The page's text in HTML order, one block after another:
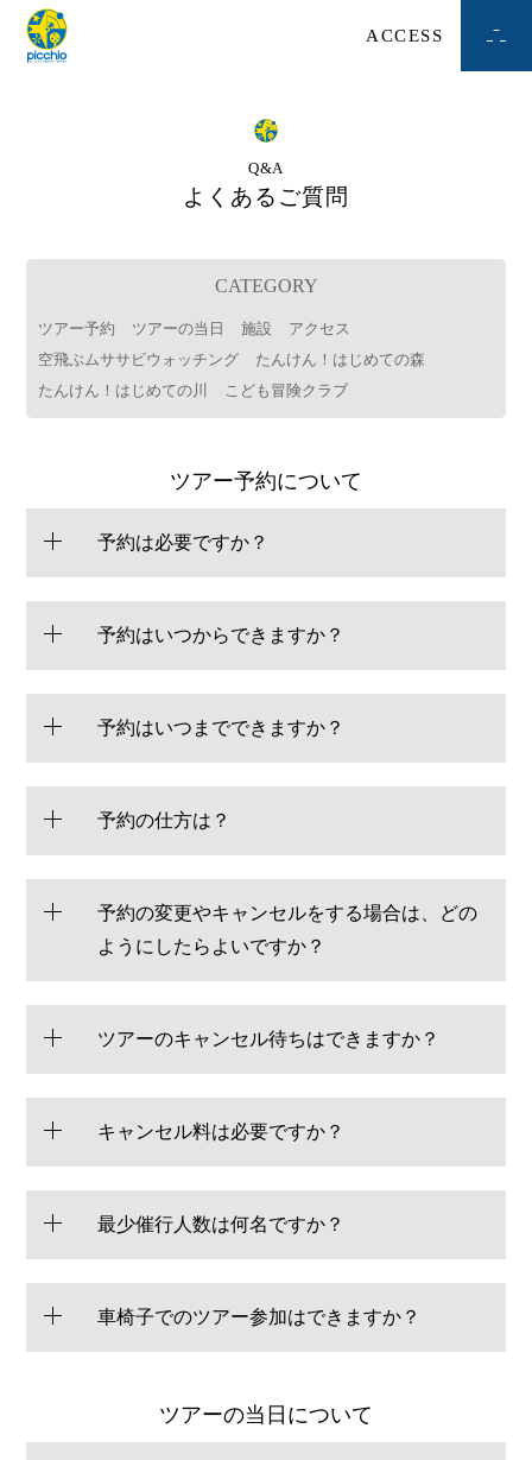
ACCESS
Q&A
よくあるご質問
CATEGORY
ツアー予約 ツアーの当日 施設
アクセス
空飛ぶムササビウォッチング
たんけん！はじめての森
たんけん！はじめての川
こども冒険クラブ
ツアー予約について
予約は必要ですか？
予約はいつからできますか？
予約はいつまでできますか？
予約の仕方は？
予約の変更やキャンセルをする場合は、どの
ようにしたらよいですか？
ツアーのキャンセル待ちはできますか？
キャンセル料は必要ですか？
最少催行人数は何名ですか？
車椅子でのツアー参加はできますか？
ツアーの当日について